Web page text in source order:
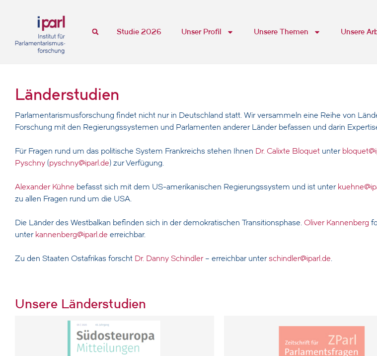
Studie 2026 Unser Profil Unsere Themen Unsere
Länderstudien
Parlamentarismusforschung findet nicht nur in Deutschland statt. Wir versammeln eine Reihe von
Forschung mit den Regierungssystemen und Parlamenten anderer Länder befassen und darin
Für Fragen rund um das politische System Frankreichs stehen Ihnen Dr. Calixte Bloquet unter
Pyschny (pyschny@iparl.de) zur Verfügung.
Alexander Kühne befasst sich mit dem US-amerikanischen Regierungssystem und ist unter
zu allen Fragen rund um die USA.
Die Länder des Westbalkan befinden sich in der demokratischen Transitionsphase. Oliver Kannenberg
unter kannenberg@iparl.de erreichbar.
Zu den Staaten Ostafrikas forscht Dr. Danny Schindler– erreichbar unterschindler@iparl.de.
Unsere Länderstudien